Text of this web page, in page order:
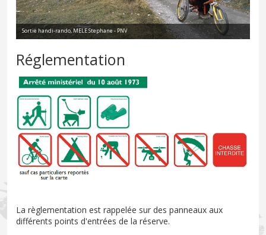
Sortie handi-rando, MELE Stephane - PNV
Réglementation
La règlementation est rappelée sur des panneaux aux
différents points d'entrées de la réserve.